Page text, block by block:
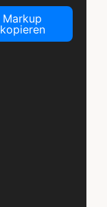
Markup
kopieren